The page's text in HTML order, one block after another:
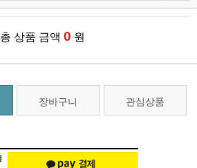
총 상품 금액 0 원
장바구니 관심상품